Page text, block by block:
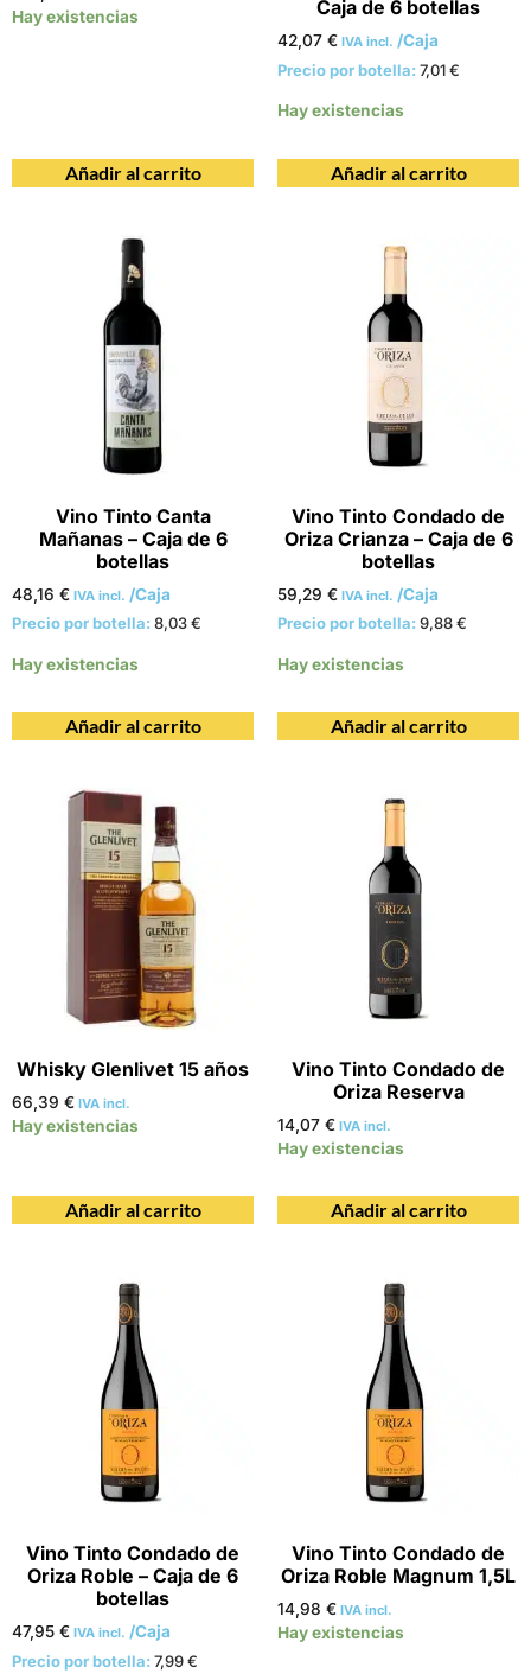
Hay existencias
Añadir al carrito
Caja de 6 botellas
42,07 € IVA incl. /Caja
Precio por botella: 7,01€
Hay existencias
Añadir al carrito
Vino Tinto Canta
Mañanas – Caja de 6
botellas
48,16 € IVA incl. /Caja
Precio por botella: 8,03€
Hay existencias
Añadir al carrito
Vino Tinto Condado de
Oriza Crianza – Caja de 6
botellas
59,29 € IVA incl. /Caja
Precio por botella: 9,88€
Hay existencias
Añadir al carrito
Whisky Glenlivet 15 años
66,39 € IVA incl.
Hay existencias
Añadir al carrito
Vino Tinto Condado de
Oriza Reserva
14,07 € IVA incl.
Hay existencias
Añadir al carrito
Vino Tinto Condado de
Oriza Roble – Caja de 6
botellas
47,95 € IVA incl. /Caja
Precio por botella: 7,99€
Vino Tinto Condado de
Oriza Roble Magnum 1,5L
14,98 € IVA incl.
Hay existencias